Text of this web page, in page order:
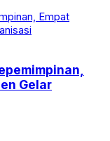
Gelar